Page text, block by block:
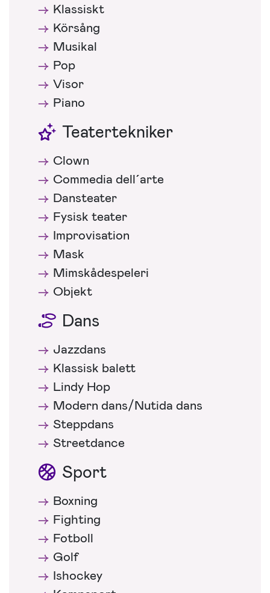
Klassiskt
Körsång
Musikal
Pop
Visor
Piano
Teatertekniker
Clown
Commedia dell´arte
Dansteater
Fysisk teater
Improvisation
Mask
Mimskådespeleri
Objekt
Dans
Jazzdans
Klassisk balett
Lindy Hop
Modern dans/Nutida dans
Steppdans
Streetdance
Sport
Boxning
Fighting
Fotboll
Golf
Ishockey